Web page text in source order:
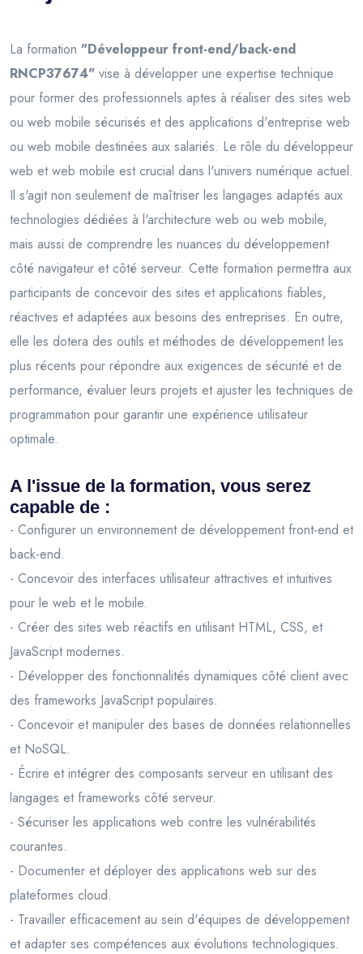
La formation "Développeur front-end/back-end
RNCP37674" vise à développer une expertise technique
pour former des professionnels aptes à réaliser des sites web
ou web mobile sécurisés et des applications d'entreprise web
ou web mobile destinées aux salariés. Le rôle du développeur
web et web mobile est crucial dans l'univers numérique actuel.
Il s'agit non seulement de maîtriser les langages adaptés aux
technologies dédiées à l'architecture web ou web mobile,
mais aussi de comprendre les nuances du développement
côté navigateur et côté serveur. Cette formation permettra aux
participants de concevoir des sites et applications fiables,
réactives et adaptées aux besoins des entreprises. En outre,
elle les dotera des outils et méthodes de développement les
plus récents pour répondre aux exigences de sécurité et de
performance, évaluer leurs projets et ajuster les techniques de
programmation pour garantir une expérience utilisateur
optimale.
A l'issue de la formation, vous serez
capable de :
- Configurer un environnement de développement front-end et
back-end.
- Concevoir des interfaces utilisateur attractives et intuitives
pour le web et le mobile.
- Créer des sites web réactifs en utilisant HTML, CSS, et
JavaScript modernes.
- Développer des fonctionnalités dynamiques côté client avec
des frameworks JavaScript populaires.
- Concevoir et manipuler des bases de données relationnelles
et NoSQL.
- Écrire et intégrer des composants serveur en utilisant des
langages et frameworks côté serveur.
- Sécuriser les applications web contre les vulnérabilités
courantes.
- Documenter et déployer des applications web sur des
plateformes cloud.
- Travailler efficacement au sein d'équipes de développement
et adapter ses compétences aux évolutions technologiques.